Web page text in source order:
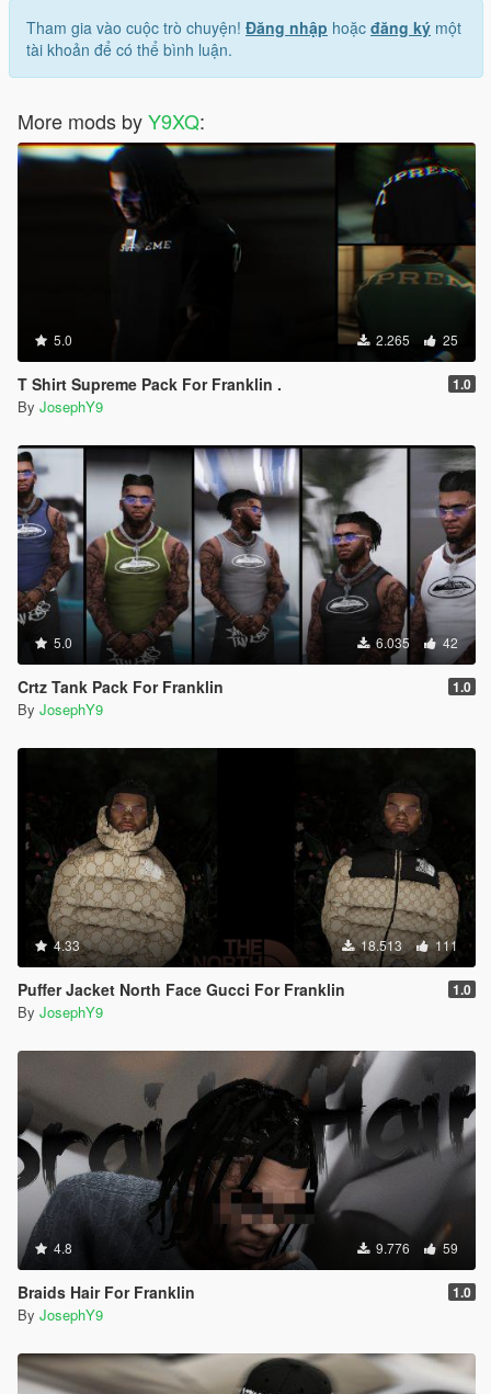
Tham gia vào cuộc trò chuyện! Đăng nhập hoặc đăng ký một
tài khoản để có thể bình luận.
More mods byY9XQ:
5.0 2.265 25
T Shirt Supreme Pack For Franklin . 1.0
By JosephY9
5.0 6.035 42
Crtz Tank Pack For Franklin 1.0
By JosephY9
4.33 18.513 111
Puffer Jacket North Face Gucci For Franklin 1.0
By JosephY9
4.8 9.776 59
Braids Hair For Franklin 1.0
By JosephY9